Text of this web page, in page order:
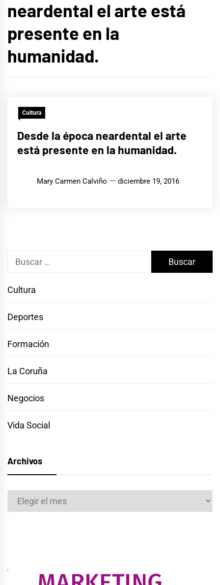
neardental el arte está
presente en la
humanidad.
Cultura
Desde la época neardental el arte
está presente en la humanidad.
Mary Carmen Calviño diciembre 19, 2016
Buscar:
Cultura
Deportes
Formación
La Coruña
Negocios
Vida Social
Archivos
Archivos